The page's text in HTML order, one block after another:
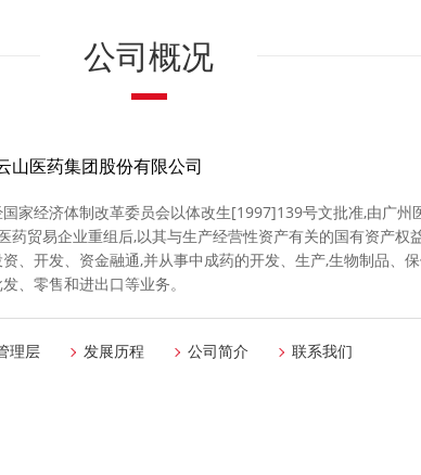
公司概况
山医药集团股份有限公司
家经济体制改革委员会以体改生[1997]139号文批准,由广
药贸易企业重组后,以其与生产经营性资产有关的国有资产
、开发、资金融通,并从事中成药的开发、生产,生物制品、
、零售和进出口等业务。
理层 发展历程 公司简介 联系我们